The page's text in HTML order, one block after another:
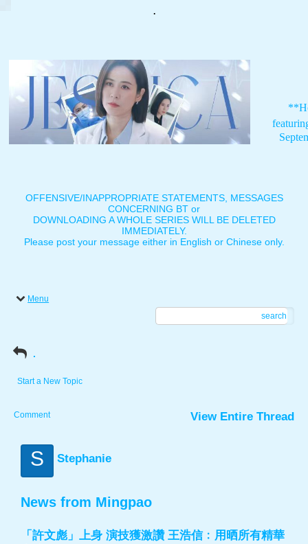
.
OFFENSIVE/INAPPROPRIATE STATEMENTS, MESSAGES
CONCERNING BT or
DOWNLOADING A WHOLE SERIES WILL BE DELETED
IMMEDIATELY.
Please post your message either in English or Chinese only.
Menu
search
.
Start a New Topic
Comment View Entire Thread
S Stephanie
News from Mingpao
「許文彪」上身 演技獲激讚 王浩信﹕用晒所有精華